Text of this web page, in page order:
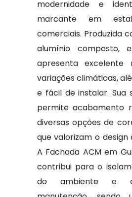
modernidade e
marcante em
comerciais. Produzida
alumínio composto,
apresenta excelente
variações climáticas,
e fácil de instalar. Sua
permite acabamento
diversas opções de
que valorizam o design
A Fachada ACM em
contribui para o
do ambiente e